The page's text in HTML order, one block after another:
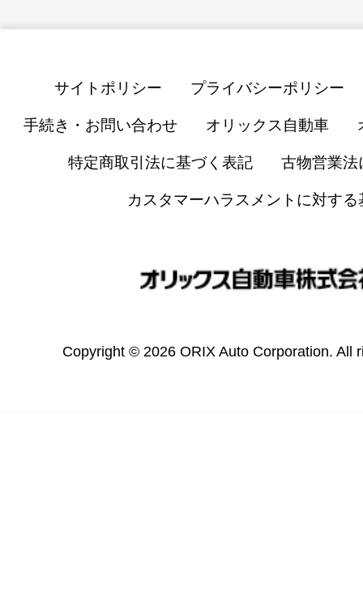
サイトポリシー プライバシーポリシー
手続き・お問い合わせ オリックス自動車
特定商取引法に基づく表記 古物営業法
カスタマーハラスメントに対する
Copyright © 2026 ORIX Auto Corporation. All